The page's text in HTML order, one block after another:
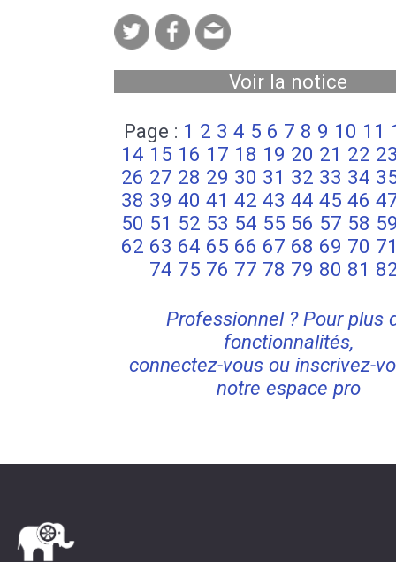
Voir la notice
Page : 1 2 3 4 5 6 7 8 9 10 11
14 15 16 17 18 19 20 21 22
26 27 28 29 30 31 32 33 34
38 39 40 41 42 43 44 45 46
50 51 52 53 54 55 56 57 58
62 63 64 65 66 67 68 69 70
74 75 76 77 78 79 80 81
Professionnel ? Pour plus
fonctionnalités,
connectez-vous ou inscrivez-
notre espace pro